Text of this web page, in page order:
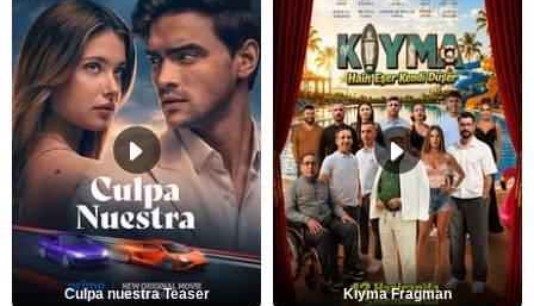
Culpa nuestra Teaser Kıyma Fragman